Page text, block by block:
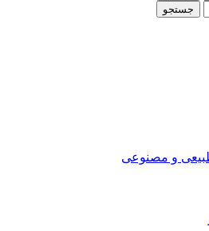
جستجو
و مصنوعی